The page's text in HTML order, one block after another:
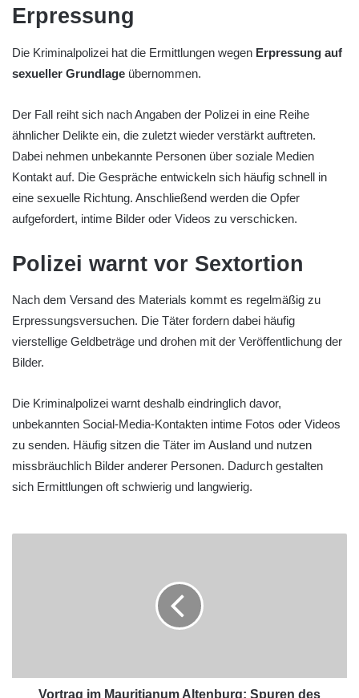
Erpressung
Die Kriminalpolizei hat die Ermittlungen wegen Erpressung auf
sexueller Grundlage übernommen.
Der Fall reiht sich nach Angaben der Polizei in eine Reihe
ähnlicher Delikte ein, die zuletzt wieder verstärkt auftreten.
Dabei nehmen unbekannte Personen über soziale Medien
Kontakt auf. Die Gespräche entwickeln sich häufig schnell in
eine sexuelle Richtung. Anschließend werden die Opfer
aufgefordert, intime Bilder oder Videos zu verschicken.
Polizei warnt vor Sextortion
Nach dem Versand des Materials kommt es regelmäßig zu
Erpressungsversuchen. Die Täter fordern dabei häufig
vierstellige Geldbeträge und drohen mit der Veröffentlichung der
Bilder.
Die Kriminalpolizei warnt deshalb eindringlich davor,
unbekannten Social-Media-Kontakten intime Fotos oder Videos
zu senden. Häufig sitzen die Täter im Ausland und nutzen
missbräuchlich Bilder anderer Personen. Dadurch gestalten
sich Ermittlungen oft schwierig und langwierig.
Vortrag im Mauritianum Altenburg: Spuren des